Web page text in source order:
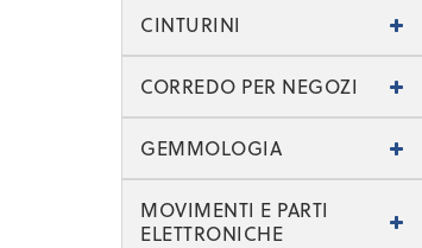
CINTURINI
CORREDO PER NEGOZI
GEMMOLOGIA
MOVIMENTI E PARTI
ELETTRONICHE